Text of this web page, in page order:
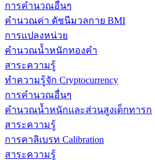
การคำนวณอื่นๆ
คำนวณค่า ดัชนีมวลกาย BMI
การแปลงหน่วย
คำนวณน้ำหนักทองคำ
สาระความรู้
ทำความรู้จัก Cryptocurrency
การคำนวณอื่นๆ
คำนวณน้ำหนักและส่วนสูงเด็กทารก
สาระความรู้
การคาลิเบรท Calibration
สาระความรู้